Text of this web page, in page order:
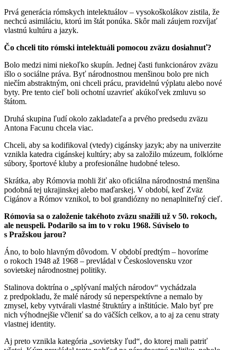
Prvá generácia rómskych intelektuálov – vysokoškolákov zistila, že
nechcú asimiláciu, ktorú im štát ponúka. Skôr mali záujem rozvíjať
vlastnú kultúru a jazyk.
Čo chceli títo rómski intelektuáli pomocou zväzu dosiahnuť?
Bolo medzi nimi niekoľko skupín. Jednej časti funkcionárov zväzu
išlo o sociálne práva. Byť národnostnou menšinou bolo pre nich
niečím abstraktným, oni chceli prácu, pravidelnú výplatu alebo nové
byty. Pre tento cieľ boli ochotní uzavrieť akúkoľvek zmluvu so
štátom.
Druhá skupina ľudí okolo zakladateľa a prvého predsedu zväzu
Antona Facunu chcela viac.
Chceli, aby sa kodifikoval (vtedy) cigánsky jazyk; aby na univerzite
vznikla katedra cigánskej kultúry; aby sa založilo múzeum, folklórne
súbory, športové kluby a profesionálne hudobné teleso.
Skrátka, aby Rómovia mohli žiť ako oficiálna národnostná menšina
podobná tej ukrajinskej alebo maďarskej. V období, keď Zväz
Cigánov a Rómov vznikol, to bol grandiózny no nenaplniteľný cieľ.
Rómovia sa o založenie takéhoto zväzu snažili už v 50. rokoch,
ale neuspeli. Podarilo sa im to v roku 1968. Súviselo to
s Pražskou jarou?
Áno, to bolo hlavným dôvodom. V období predtým – hovoríme
o rokoch 1948 až 1968 – prevládal v Československu vzor
sovietskej národnostnej politiky.
Stalinova doktrína o „splývaní malých národov“ vychádzala
z predpokladu, že malé národy sú neperspektívne a nemalo by
zmysel, keby vytvárali vlastné štruktúry a inštitúcie. Malo byť pre
nich výhodnejšie včleniť sa do väčších celkov, a to aj za cenu straty
vlastnej identity.
Aj preto vznikla kategória „sovietsky ľud“, do ktorej mali patriť